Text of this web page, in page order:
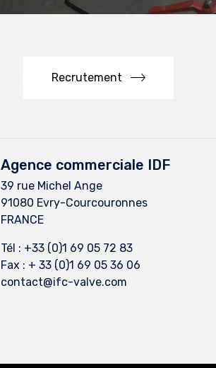
Recrutement
Agence commerciale IDF
39 rue Michel Ange
91080 Evry-Courcouronnes
FRANCE
Tél : +33 (0)1 69 05 72 83
Fax : + 33 (0)1 69 05 36 06
contact@ifc-valve.com